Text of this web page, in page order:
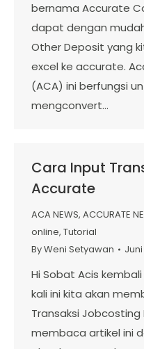
bernama Accurate
dapat dengan
Other Deposit yang
excel ke accurate.
(ACA) ini berfungsi
mengconvert…
Cara Input
Accurate
ACA NEWS, ACCURATE
online, Tutorial
ByWeni Setyawan Juni
Hi Sobat Acis
kali ini kita akan
Transaksi Jobcosting
membaca artikel ini